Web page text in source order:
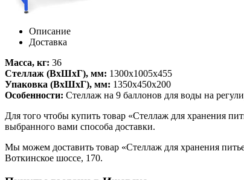
Описание
Доставка
Масса, кг: 36
Стеллаж (ВхШхГ), мм: 1300х1005х455
Упаковка (ВхШхГ), мм: 1350х450х200
Особенности: Стеллаж на 9 баллонов для воды на
Для того чтобы купить товар «Стеллаж для хранения
выбранного вами способа доставки.
Мы можем доставить товар «Стеллаж для хранения
Воткинское шоссе, 170.